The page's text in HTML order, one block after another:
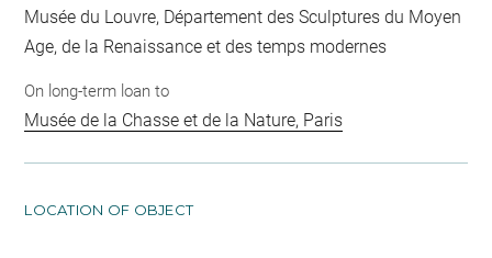
Musée du Louvre, Département des Sculptures du Moyen
Age, de la Renaissance et des temps modernes
On long-term loan to
Musée de la Chasse et de la Nature, Paris
LOCATION OF OBJECT